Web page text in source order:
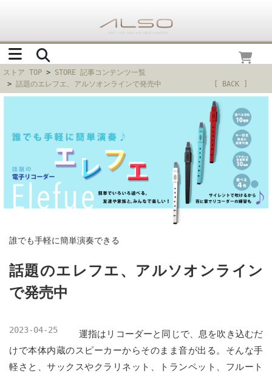
ストア TOP > STORE 記事コンテンツ一覧
> 話題のエレフエ、アルソオンラインで発売中 [ BACK ]
誰でも手軽に簡単演奏できる
話題のエレフエ、アルソオンライン
で発売中
2023-04-25
運指はリコーダーと同じで、息を吹き込むだ
けで本体内蔵のスピーカーからそのまま音が出る。そんな手
軽さと、サックスやクラリネット、トランペット、フルート